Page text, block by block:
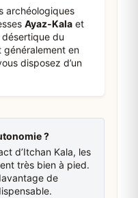
archéologiques
Ayaz‑Kala et
du
généralement en
disposez d’un
?
d’Itchan Kala, les
très bien à pied.
de